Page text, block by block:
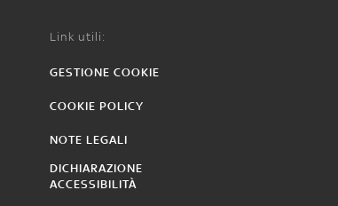
Link utili:
GESTIONE COOKIE
COOKIE POLICY
NOTE LEGALI
DICHIARAZIONE
ACCESSIBILITÀ